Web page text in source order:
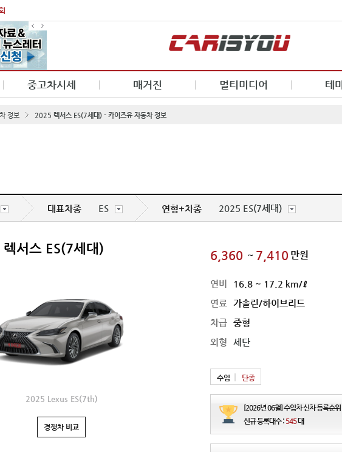
중고차시세 매거진 멀티미디어 테
정보 2025 렉서스 ES(7세대) - 카이즈유 자동차 정보
대표차종 ES 연형+차종 2025 ES(7세대)
서스 ES(7세대)
2025 Lexus ES(7th)
경쟁차 비교
6,360 ~ 7,410 만원
연비
16.8 ~ 17.2 km/ℓ
연료
가솔린/하이브리드
차급 중형
외형
세단
수입 단종
[2026년 06월] 수입차 신차 등록순위
신규 등록대수 : 545대
2024 토요타 크라운
가격
5,883 ~ 6,845